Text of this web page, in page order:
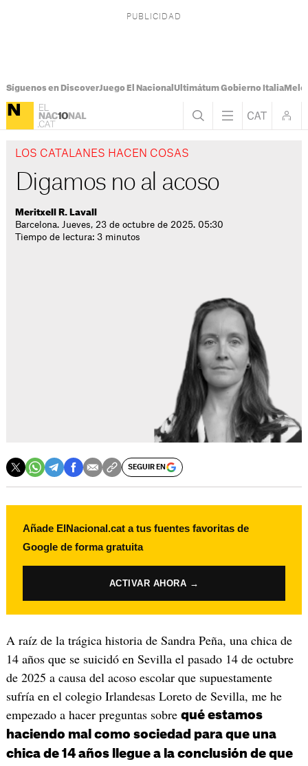
Síguenos en DiscoverJuego El Nacional Ultimátum Gobierno Italia
LOS CATALANES HACEN COSAS
Digamos no al acoso
Meritxell R. Lavall
Barcelona. Jueves, 23 de octubre de 2025. 05:30
Tiempo de lectura: 3 minutos
SEGUIR EN
Añade ElNacional.cat a tus fuentes favoritas de
Google de forma gratuita
ACTIVAR AHORA →
A raíz de la trágica historia de Sandra Peña, una chica de
14 años que se suicidó en Sevilla el pasado 14 de octubre
de 2025 a causa del acoso escolar que supuestamente
sufría en el colegio Irlandesas Loreto de Sevilla, me he
empezado a hacer preguntas sobre qué estamos
haciendo mal como sociedad para que una
chica de 14 años llegue a la conclusión de que